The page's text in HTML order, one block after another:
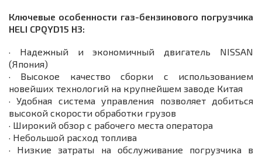
Ключевые особенности газ-бензинового погрузчика
HELI CPQYD15 H3:
· Надежный и экономичный двигатель NISSAN
(Япония)
· Высокое качество сборки с использованием
новейших технологий на крупнейшем заводе Китая
· Удобная система управления позволяет добиться
высокой скорости обработки грузов
· Широкий обзор с рабочего места оператора
· Небольшой расход топлива
· Низкие затраты на обслуживание погрузчика в